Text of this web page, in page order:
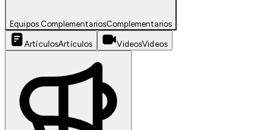
Equipos ComplementariosComplementarios
ArtículosArtículos VideosVideos